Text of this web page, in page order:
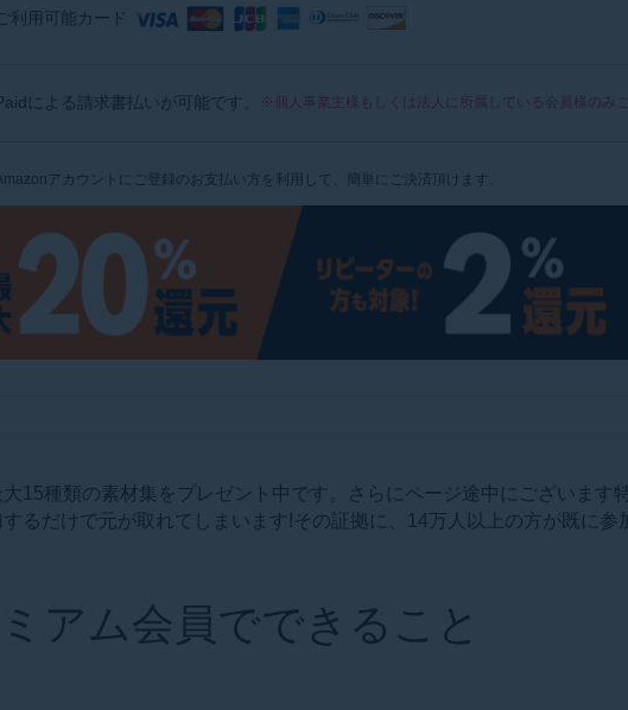
ご利用可能カード
による請求書払いが可能です。 ※個人事業主様もしくは法人に所属している会員様のみご
アカウントにご登録のお支払い方を利用して、簡単にご決済頂けます。
15種類の素材集をプレゼント中です。さらにページ途中にございます
るだけで元が取れてしまいます!その証拠に、14万人以上の方が既に参
アム会員でできること